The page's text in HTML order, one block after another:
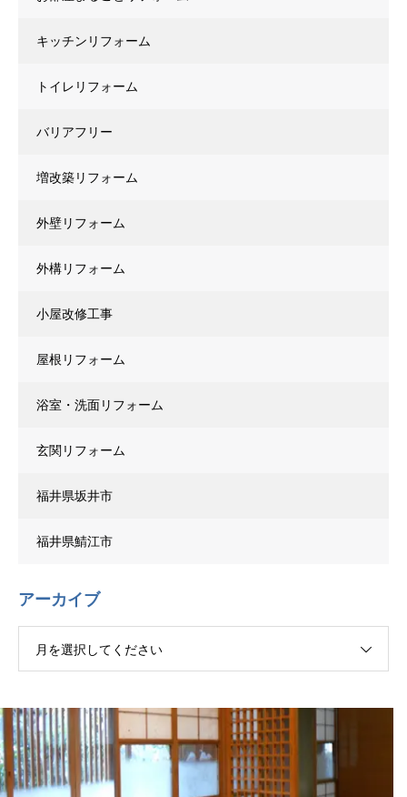
キッチンリフォーム
トイレリフォーム
バリアフリー
増改築リフォーム
外壁リフォーム
外構リフォーム
小屋改修工事
屋根リフォーム
浴室・洗面リフォーム
玄関リフォーム
福井県坂井市
福井県鯖江市
アーカイブ
月を選択してください